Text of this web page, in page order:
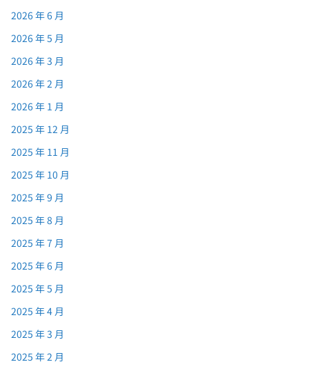
2026 年 6 月
2026 年 5 月
2026 年 3 月
2026 年 2 月
2026 年 1 月
2025 年 12 月
2025 年 11 月
2025 年 10 月
2025 年 9 月
2025 年 8 月
2025 年 7 月
2025 年 6 月
2025 年 5 月
2025 年 4 月
2025 年 3 月
2025 年 2 月